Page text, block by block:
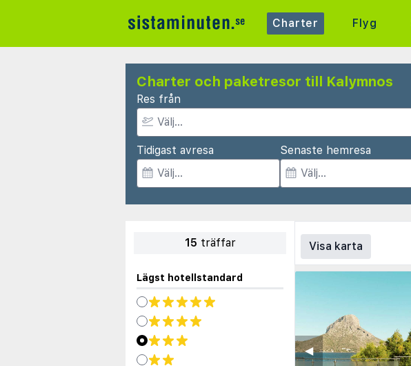
Charter Flyg
Charter och paketresor till Kalymnos
Res från
Tidigast avresa Senaste hemresa
15 träffar
Lägst hotellstandard
Visa karta
◀︎